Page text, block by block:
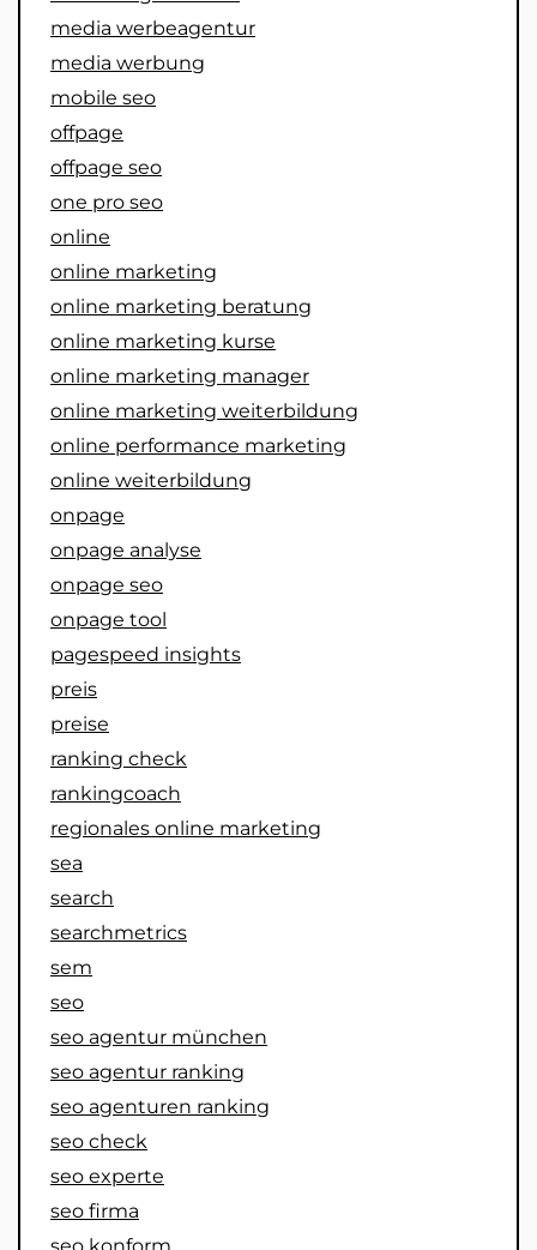
media werbeagentur
media werbung
mobile seo
offpage
offpage seo
one pro seo
online
online marketing
online marketing beratung
online marketing kurse
online marketing manager
online marketing weiterbildung
online performance marketing
online weiterbildung
onpage
onpage analyse
onpage seo
onpage tool
pagespeed insights
preis
preise
ranking check
rankingcoach
regionales online marketing
sea
search
searchmetrics
sem
seo
seo agentur münchen
seo agentur ranking
seo agenturen ranking
seo check
seo experte
seo firma